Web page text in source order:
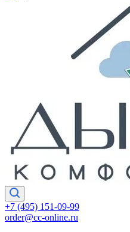
+7 (495) 151-09-99
order@cc-online.ru